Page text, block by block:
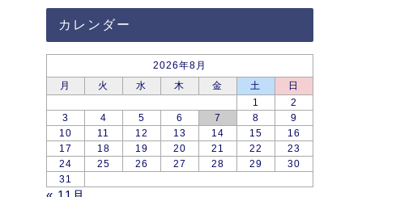
カレンダー
2026年8月
月
火 水 木 金 土
日
1
2
3
4 5 6 7 8
9
10
11 12 13 14 15
16
17
18 19 20 21 22
23
24
25 26 27 28 29
30
31